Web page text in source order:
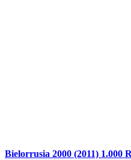
Bielorrusia 2000 (2011) 1.000